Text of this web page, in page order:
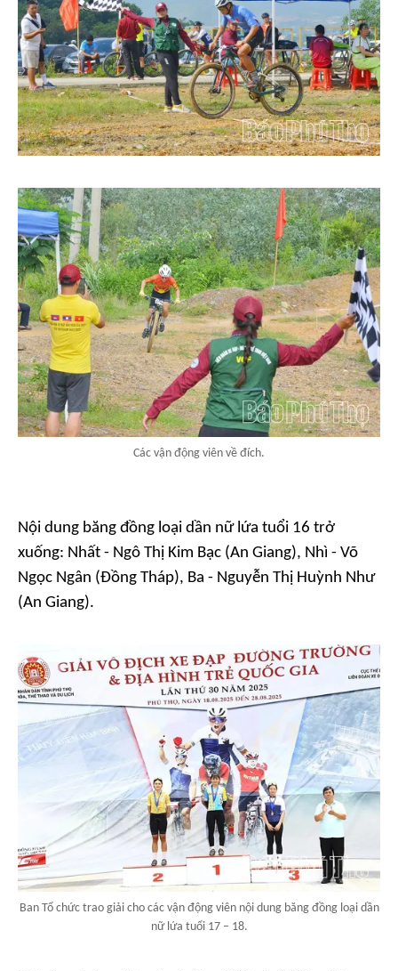
Các vận động viên về đích.
Nội dung băng đồng loại dần nữ lứa tuổi 16 trở
xuống: Nhất - Ngô Thị Kim Bạc (An Giang), Nhì - Võ
Ngọc Ngân (Đồng Tháp), Ba - Nguyễn Thị Huỳnh Như
(An Giang).
Ban Tổ chức trao giải cho các vận động viên nội dung băng đồng loại dần
nữ lứa tuổi 17 – 18.